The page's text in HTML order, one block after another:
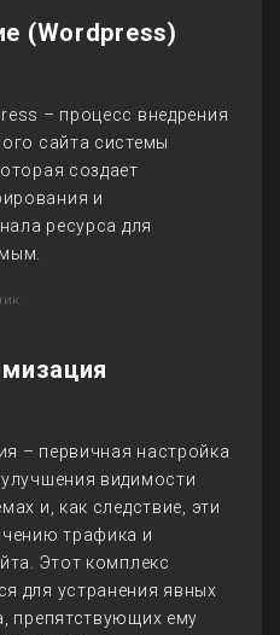
(Wordpress)
– процесс внедрения
сайта системы
создает
и
ресурса для
– первичная настройка
видимости
и, как следствие, эти
трафика и
Этот комплекс
для устранения явных
препятствующих ему